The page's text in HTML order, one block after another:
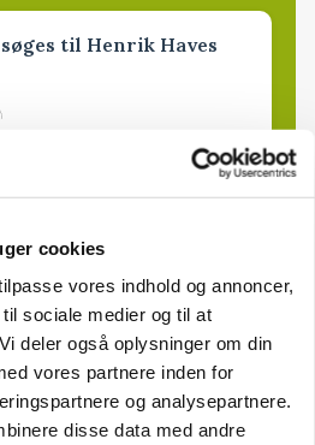
cookies
vores indhold og annoncer,
sociale medier og til at
deler også oplysninger om din
vores partnere inden for
og analysepartnere.
disse data med andre
til Henrik Haves
03. aug.
griseproduktion
03. aug.